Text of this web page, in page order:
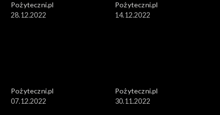
Pożyteczni.pl
28.12.2022
Pożyteczni.pl
14.12.2022
Pożyteczni.pl
07.12.2022
Pożyteczni.pl
30.11.2022